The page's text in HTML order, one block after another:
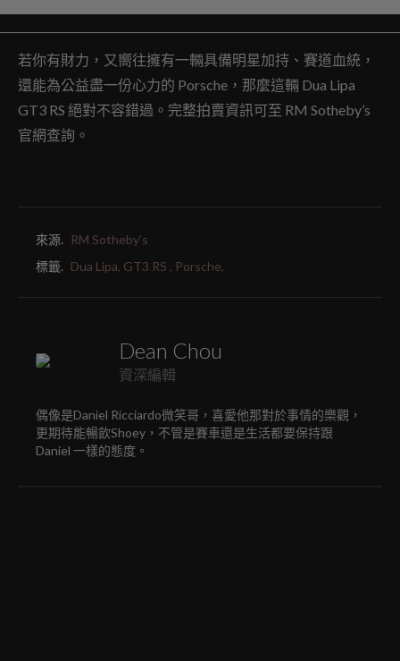
若你有財力，又嚮往擁有一輛具備明星加持、賽道血統，
還能為公益盡一份心力的 Porsche，那麼這輛 Dua Lipa
GT3 RS 絕對不容錯過。完整拍賣資訊可至 RM Sotheby’s
官網查詢。
來源.
RM Sotheby’s
標籤. Dua Lipa, GT3 RS , Porsche,
Dean Chou
資深編輯
偶像是Daniel Ricciardo微笑哥，喜愛他那對於事情的樂觀，
更期待能暢飲Shoey，不管是賽車還是生活都要保持跟
Daniel 一樣的態度。